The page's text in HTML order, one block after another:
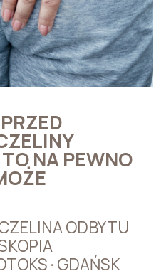
NA PEWNO
ODBYTU
· GDAŃSK